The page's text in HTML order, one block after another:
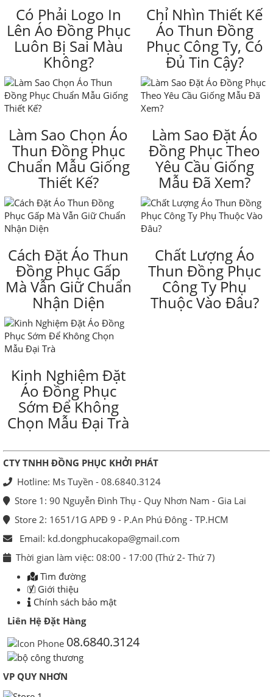
Có Phải Logo In
Lên Áo Đồng Phục
Luôn Bị Sai Màu
Không?
Chỉ Nhìn Thiết Kế
Áo Thun Đồng
Phục Công Ty, Có
Đủ Tin Cậy?
Làm Sao Chọn Áo
Thun Đồng Phục
Chuẩn Mẫu Giống
Thiết Kế?
Làm Sao Đặt Áo
Đồng Phục Theo
Yêu Cầu Giống
Mẫu Đã Xem?
Cách Đặt Áo Thun
Đồng Phục Gấp
Mà Vẫn Giữ Chuẩn
Nhận Diện
Chất Lượng Áo
Thun Đồng Phục
Công Ty Phụ
Thuộc Vào Đâu?
Kinh Nghiệm Đặt
Áo Đồng Phục
Sớm Để Không
Chọn Mẫu Đại Trà
CTY TNHH ĐỒNG PHỤC KHỞI PHÁT
Hotline: Ms Tuyền - 08.6840.3124
Store 1: 90 Nguyễn Đình Thụ - Quy Nhơn Nam - Gia Lai
Store 2: 1651/1G APĐ 9 - P.An Phú Đông - TP.HCM
Email: kd.dongphucakopa@gmail.com
Thời gian làm việc: 08:00 - 17:00 (Thứ 2- Thứ 7)
Tìm đường
Giới thiệu
Chính sách bảo mật
Liên Hệ Đặt Hàng
08.6840.3124
VP QUY NHƠN